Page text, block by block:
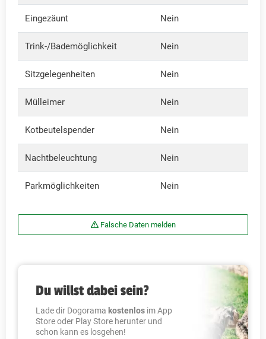
Eingezäunt Nein
Trink-/Bademöglichkeit Nein
Sitzgelegenheiten Nein
Mülleimer Nein
Kotbeutelspender Nein
Nachtbeleuchtung Nein
Parkmöglichkeiten Nein
Falsche Daten melden
Du willst dabei sein?
Lade dir Dogorama kostenlos im App
Store oder Play Store herunter und
schon kann es losgehen!